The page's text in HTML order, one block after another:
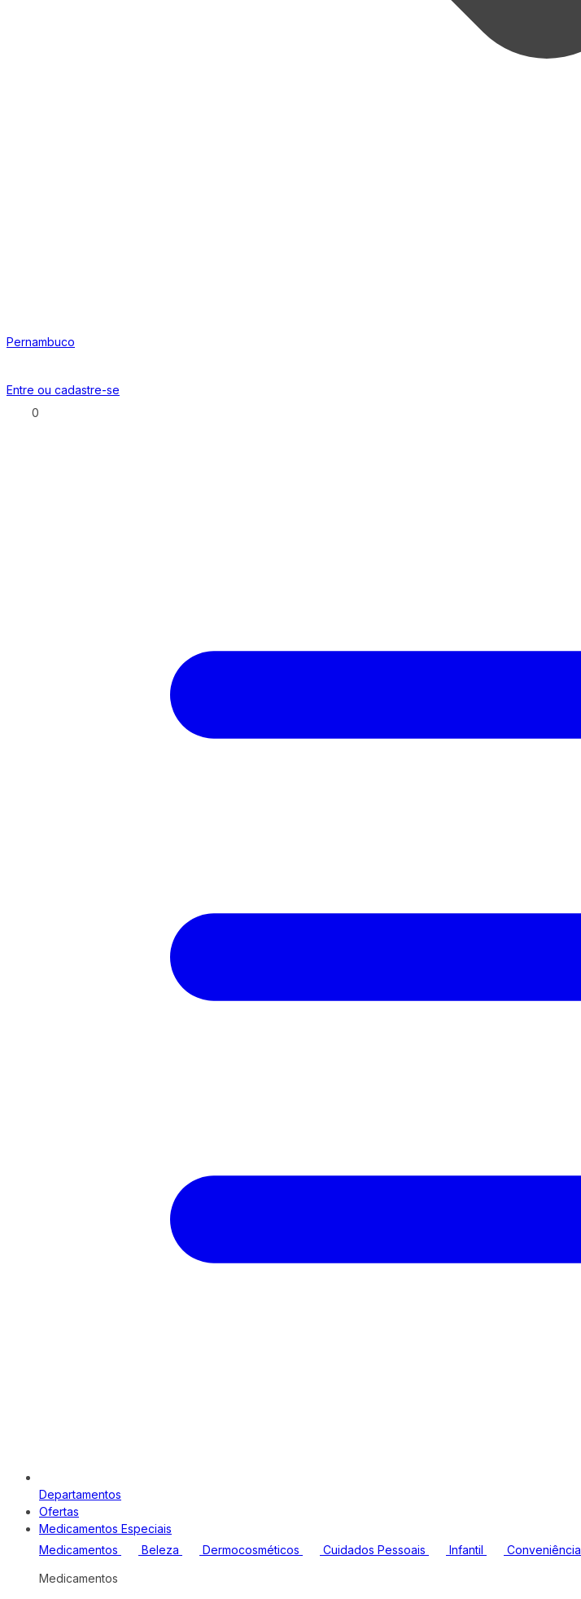
Pernambuco
Entre ou cadastre-se
0
Departamentos
Ofertas
Medicamentos Especiais
Medicamentos
Beleza Dermocosméticos Cuidados Pessoais Infantil Conveniência
Medicamentos